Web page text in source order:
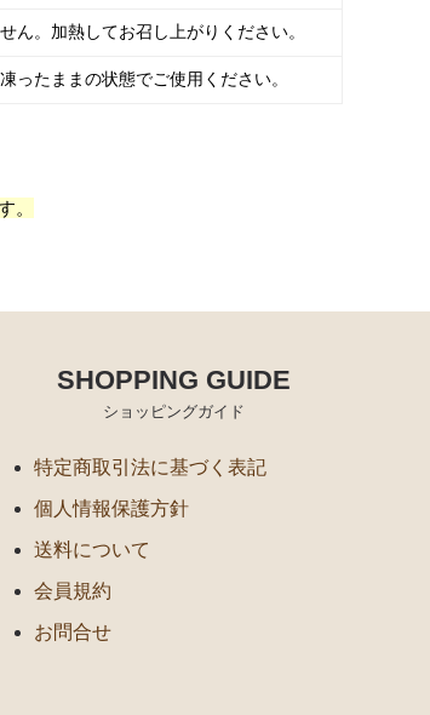
ん。加熱してお召し上がりください。
ったままの状態でご使用ください。
。
SHOPPING GUIDE
ショッピングガイド
特定商取引法に基づく表記
個人情報保護方針
送料について
会員規約
お問合せ